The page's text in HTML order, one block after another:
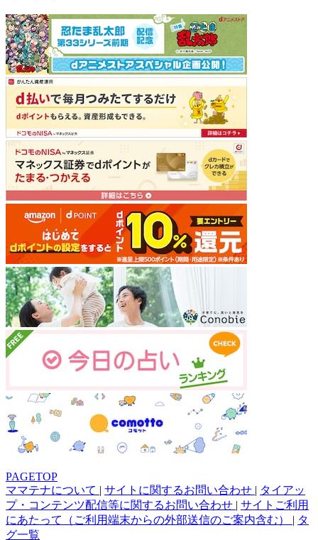
PAGETOP
ママテナについて | サイトに関するお問い合わせ | タイアッ
プ・コンテンツ配信等に関するお問い合わせ | サイトご利用
にあたって（ご利用端末からの外部送信のご案内含む） | タ
グ一覧